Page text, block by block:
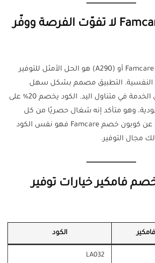
كود خصم Famcare لا تفوّت الفرصة ووفّر
كود خصم Famcare (LA032) أو (A290) هو الحل الأمثل للتوفير
التطبيق مصمم بشكل سهل
وعملي، والكود يخلي الخدمة في متناول اليد. الكود يخصم 20% على
وهو متأكد إنه شغال حصريًا من كل
الكوبونات. لو تبحث عن كوبون خصم Famcare فهو نفس الكود
مجال التوفير.
فامكير خيارات توفير
الكود
LA032